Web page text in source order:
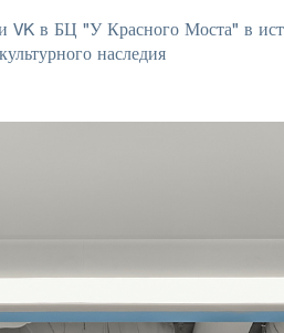
VK в БЦ "У Красного Моста" в
культурного наследия